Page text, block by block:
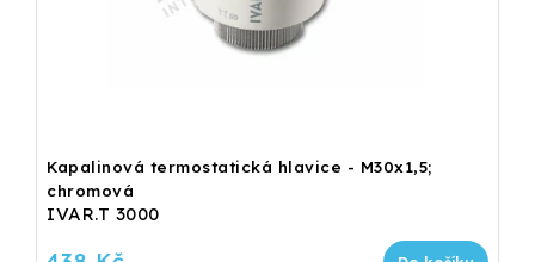
Kapalinová termostatická hlavice - M30x1,5;
chromová
IVAR.T 3000